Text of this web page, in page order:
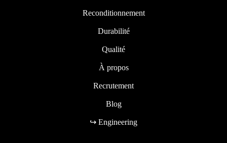
Reconditionnement
Durabilité
Qualité
À propos
Recrutement
Blog
↪ Engineering